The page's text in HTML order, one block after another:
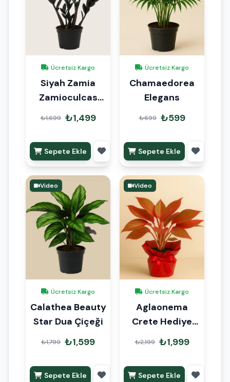
Ücretsiz Kargo
Siyah Zamia
Zamioculcas
40cm
₺1,699 ₺1,499
Sepete Ekle
Ücretsiz Kargo
Chamaedorea
Elegans
₺699 ₺599
Sepete Ekle
Video
Ücretsiz Kargo
Calathea Beauty
Star Dua Çiçeği
₺1,799 ₺1,599
Sepete Ekle
Video
Ücretsiz Kargo
Aglaonema
Crete Hediye
Paketli
₺2,199 ₺1,999
Sepete Ekle